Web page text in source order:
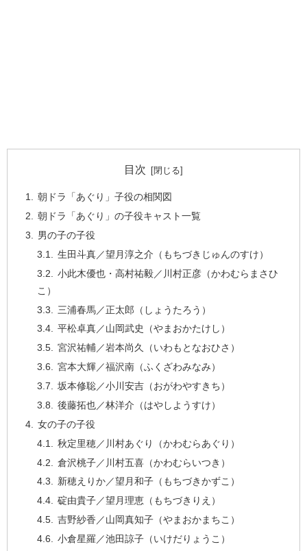
目次
朝ドラ「あぐり」子役の相関図
朝ドラ「あぐり」の子役キャスト一覧
男の子の子役
生田斗真／望月淳之介（もちづきじゅんのすけ）
小此木優也・高村祐毅／川村正彦（かわむらまさひ
こ）
三浦春馬／正太郎（しょうたろう）
平松卓真／山岡武史（やまおかたけし）
宮沢祐輔／岩本尚久（いわもとなおひさ）
宮本大輝／福沢南（ふくざわみなみ）
坂本修聡／小川安吉（おがわやすきち）
後藤拓也／林洋介（はやしようすけ）
女の子の子役
秋定里穂／川村あぐり（かわむらあぐり）
倉沢桃子／川村五喜（かわむらいつき）
新穂えりか／望月和子（もちづきかずこ）
碇由貴子／望月理恵（もちづきりえ）
吉野紗香／山岡真知子（やまおかまちこ）
小倉星羅／池田諒子（いけだりょうこ）